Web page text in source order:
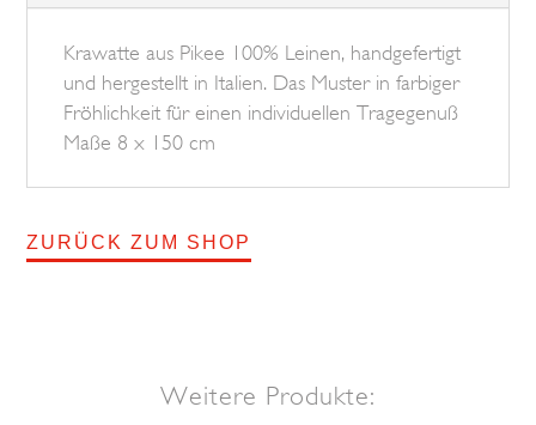
Krawatte aus Pikee 100% Leinen, handgefertigt
und hergestellt in Italien. Das Muster in farbiger
Fröhlichkeit für einen individuellen Tragegenuß
Maße 8 x 150 cm
ZURÜCK ZUM SHOP
Weitere Produkte: